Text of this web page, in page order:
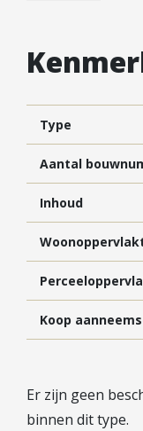
Vestiging Houten
Vestiging Utrecht
Vestiging
Inloggen MOVE
Type
Aantal
Inhoud
Koop
Er zijn geen
binnen dit type.